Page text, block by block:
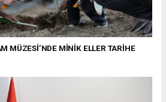
MÜZESİ’NDE MİNİK ELLER TARİHE